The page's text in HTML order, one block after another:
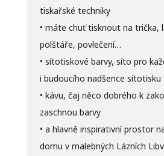
tiskařské techniky
• máte chuť tisknout na trička,
polštáře, povlečení…
• sítotiskové barvy, síto pro
i budoucího nadšence sítotisku
• kávu, čaj něco dobrého k
zaschnou barvy
• a hlavně inspirativní prostor
domu v malebných Lázních